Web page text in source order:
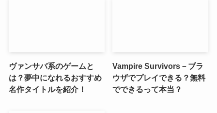
ヴァンサバ系のゲームと
は？夢中になれるおすすめ
名作タイトルを紹介！
Vampire Survivors－ブラ
ウザでプレイできる？無料
でできるって本当？